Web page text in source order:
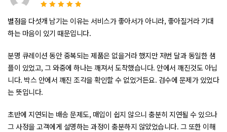
5 중에서 5로
평가됨
별점을 다섯개 남기는 이유는 서비스가 좋아서가 아니라, 좋아질거라 기대
하는 마음이 있기 때문입니다.
분명 큐레이션 동안 중복되는 제품은 없을거라 했지만 저번 달과 동일한 샘
플이 있었고, 그 와중에 하나는 깨져서 도착했습니다. 안에서 깨진것도 아닙
니다. 박스 안에서 깨진 조각을 확인할 수 없었거든요. 검수에 문제가 있었다
는 뜻입니다.
초반에 지연되는 배송 문제도, 매입이 쉽지 않으니 충분히 지연될 수 있으나
그 사정을 고객에게 설명하는 과정이 충분하지 않았었습니다. 그 또한 이해